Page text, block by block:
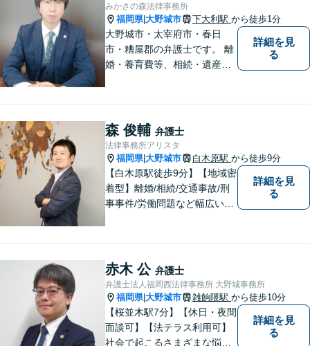
みかさの森法律事務所
福岡県|大野城市 下大利駅 から徒歩1分
大野城市・太宰府市・春日
市・糟屋郡の弁護士です。 離
婚・養育費等、相続・遺産分
料相談あり。出張相談あり。
２０時まで営業。福岡県全域
と周辺対応。
詳細を見
る
森 俊輔 弁護士
法律事務所アリスタ
福岡県|大野城市 白木原駅 から徒歩9分
【白木原駅徒歩9分】【地域密
着型】離婚/相続/交通事故/刑
事事件/労働問題など幅広い事
せたオーダーメイド対応を心
がけています。
詳細を見
る
赤木 公 弁護士
弁護士法人福岡西法律事務所 大野城事務所
福岡県|大野城市 雑餉隈駅 から徒歩10分
【桜並木駅7分】【休日・夜間
面談可】【法テラス利用可】
社会で起こるさまざまな悩み
詳細を見
る